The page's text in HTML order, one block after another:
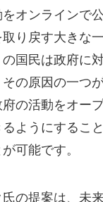
オンラインで
り戻す大きな
国民は政府に
の原因の一つ
の活動をオー
ようにするこ
可能です。
の提案は、未